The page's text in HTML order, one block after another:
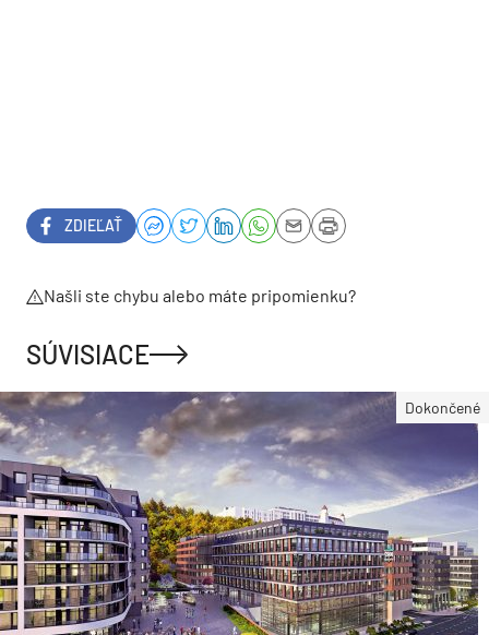
ZDIEĽAŤ
Našli ste chybu alebo máte pripomienku?
SÚVISIACE
Dokončené